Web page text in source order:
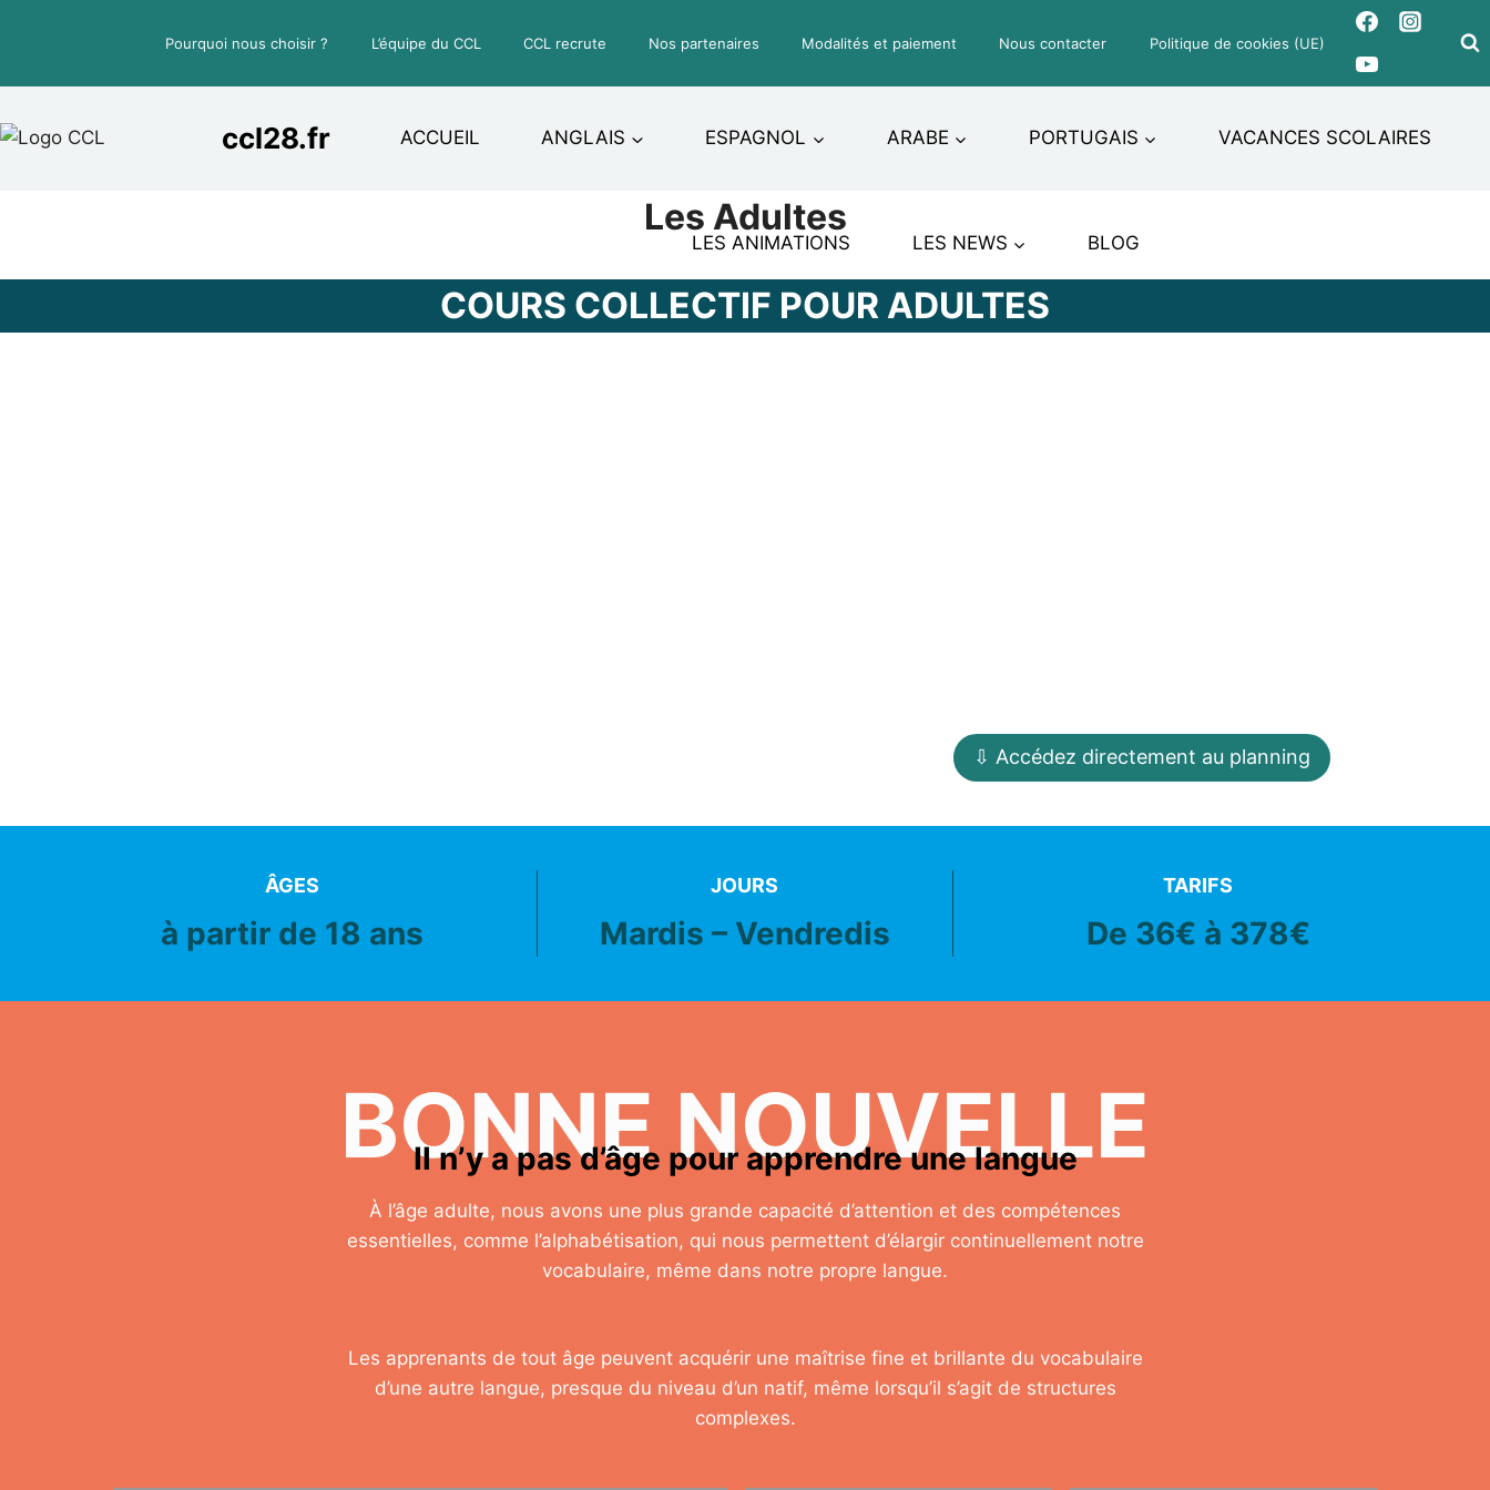
Pourquoi nous choisir ? L’équipe du CCL CCL recrute Nos partenaires Modalités et paiement Nous contacter Politique de cookies (UE)
ccl28.fr ACCUEIL ANGLAIS ESPAGNOL ARABE PORTUGAIS VACANCES SCOLAIRES
LES ANIMATIONS LES NEWS BLOG
Les Adultes
COURS COLLECTIF POUR ADULTES
⇩ Accédez directement au planning
ÂGES
à partir de 18 ans
JOURS
Mardis – Vendredis
TARIFS
De 36€ à 378€
BONNE NOUVELLE
Il n’y a pas d’âge pour apprendre une langue
À l’âge adulte, nous avons une plus grande capacité d’attention et des compétences
essentielles, comme l’alphabétisation, qui nous permettent d’élargir continuellement notre
vocabulaire, même dans notre propre langue.
Les apprenants de tout âge peuvent acquérir une maîtrise fine et brillante du vocabulaire
d’une autre langue, presque du niveau d’un natif, même lorsqu’il s’agit de structures
complexes.